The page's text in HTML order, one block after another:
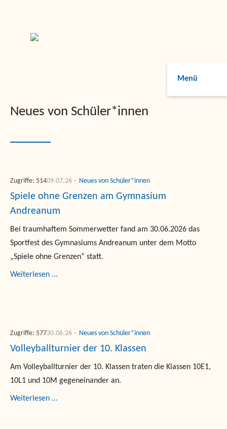
Menü
Neues von Schüler*innen
Spiele ohne Grenzen am Gymnasium
Andreanum
Bei traumhaftem Sommerwetter fand am 30.06.2026 das
Sportfest des Gymnasiums Andreanum unter dem Motto
„Spiele ohne Grenzen“ statt.
Neues von Schüler*innen
09.07.26
Zugriffe: 514
Weiterlesen ...
Volleyballturnier der 10. Klassen
Am Volleyballturnier der 10. Klassen traten die Klassen 10E1,
10L1 und 10M gegeneinander an.
Neues von Schüler*innen
30.06.26
Zugriffe: 577
Weiterlesen ...